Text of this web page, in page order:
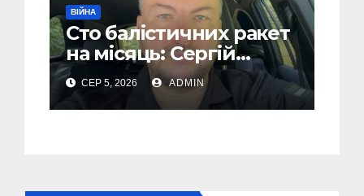
ВІЙНА
Сто балістичних ракет
на місяць: Сергій
“Флеш” закликав
українців готуватися
до гіршого
СЕР 5, 2026 ADMIN